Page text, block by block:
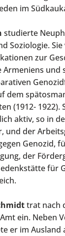
im
studierte
Soziologie.
zur
Armeniens und
dem
(1912- 1922).
aktiv, so in
und der
Genozid,
der
für
trat nach
ein. Neben
er im Ausland